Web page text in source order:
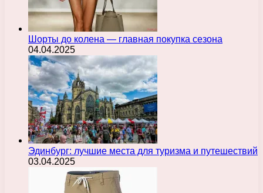
Шорты до колена — главная покупка сезона
04.04.2025
Эдинбург: лучшие места для туризма и путешествий
03.04.2025